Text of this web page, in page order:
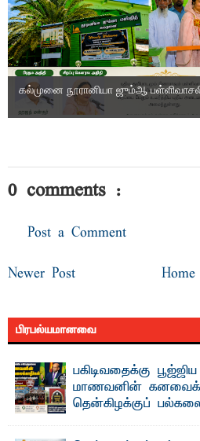
கல்முனை நூரானியா ஜும்ஆ
0 comments :
Post a Comment
Newer Post Home
பிரபல்யமானவை
பகிடிவதைக்கு
மாணவனின் கனவைக்
தென்கிழக்குப்
"ஒ ரு மாணவனின் அல்லது